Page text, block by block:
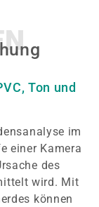
Ton und
im
einer Kamera
des
wird. Mit
können